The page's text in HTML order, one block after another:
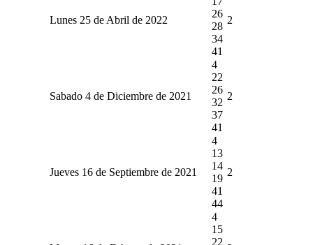
Lunes 25 de Abril de 2022
26
28
34
41
2
Sabado 4 de Diciembre de 2021
4
22
26
32
37
41
2
Jueves 16 de Septiembre de 2021
4
13
14
19
41
44
2
4
15
22